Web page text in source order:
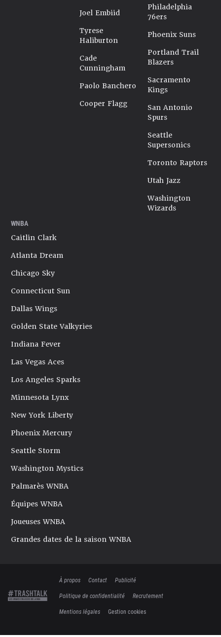
Joel Embiid
Tyrese
Haliburton
Cade
Cunningham
Paolo Banchero
Cooper Flagg
Philadelphia
76ers
Phoenix Suns
Portland Trail
Blazers
Sacramento
Kings
San Antonio
Spurs
Seattle
Supersonics
Toronto Raptors
Utah Jazz
Washington
Wizards
WNBA
Caitlin Clark
Atlanta Dream
Chicago Sky
Connecticut Sun
Dallas Wings
Golden State Valkyries
Indiana Fever
Las Vegas Aces
Los Angeles Sparks
Minnesota Lynx
New York Liberty
Phoenix Mercury
Seattle Storm
Washington Mystics
Palmarès WNBA
Équipes WNBA
Joueuses WNBA
Grandes dates de la saison WNBA
À propos Contact
Publicité
Politique de confidentialité
Recrutement
Mentions légales
Gestion cookies